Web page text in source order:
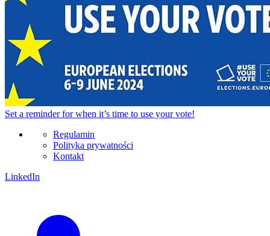
Set a reminderfor when it’s time to use your vote!
Regulamin
Polityka prywatności
Kontakt
LinkedIn